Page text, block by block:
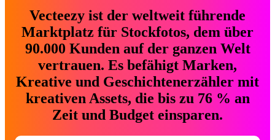
Vecteezy ist der weltweit führende
Marktplatz für Stockfotos, dem über
90.000 Kunden auf der ganzen Welt
vertrauen. Es befähigt Marken,
Kreative und Geschichtenerzähler mit
kreativen Assets, die bis zu 76 % an
Zeit und Budget einsparen.